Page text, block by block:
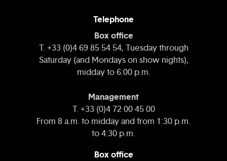
Telephone
Box office
T. +33 (0)4 69 85 54 54, Tuesday through
Saturday (and Mondays on show nights),
midday to 6:00 p.m.
Management
T. +33 (0)4 72 00 45 00
From 8 a.m. to midday and from 1:30 p.m.
to 4:30 p.m.
Box office